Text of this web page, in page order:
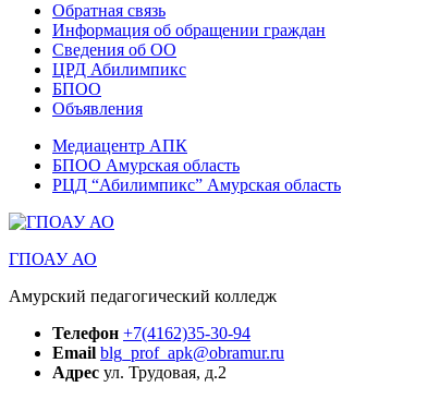
Обратная связь
Информация об обращении граждан
Сведения об ОО
ЦРД Абилимпикс
БПОО
Объявления
Медиацентр АПК
БПОО Амурская область
РЦД “Абилимпикс” Амурская область
ГПОАУ АО
Амурский педагогический колледж
Телефон +7(4162)35-30-94
Email blg_prof_apk@obramur.ru
Адрес ул. Трудовая, д.2